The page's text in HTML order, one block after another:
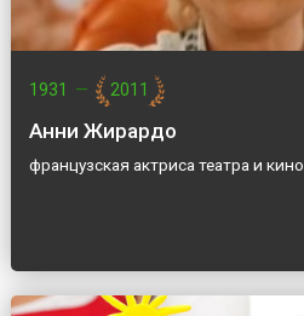
1931 — 2011
Анни Жирардо
французская актриса театра и кино